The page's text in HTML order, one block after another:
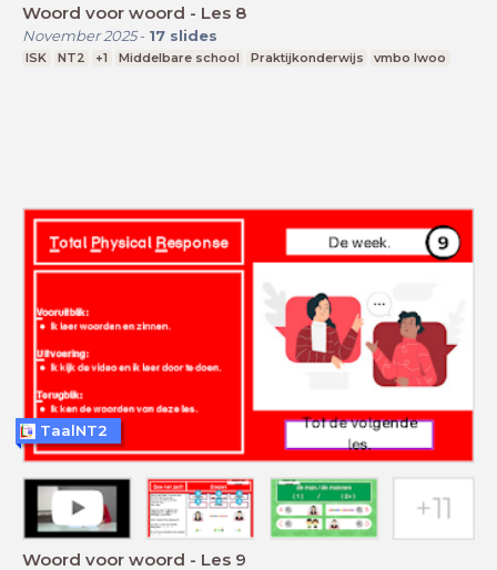
Woord voor woord - Les 8
November 2025- 17 slides
ISK NT2 +1 Middelbare school Praktijkonderwijs vmbo lwoo
Woord voor woord - Les 9
TaalNT2